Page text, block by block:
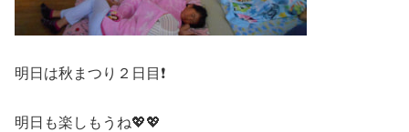
明日は秋まつり２日目❗
明日も楽しもうね💖💖